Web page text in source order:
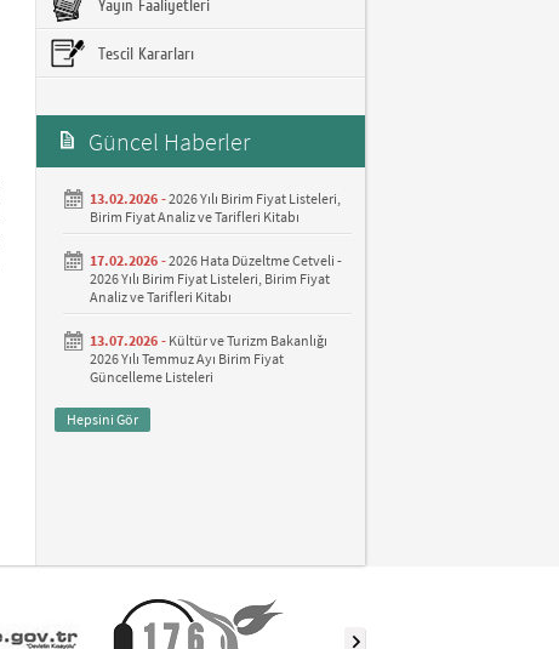
Yayın Faaliyetleri
Tescil Kararları
Güncel Haberler
13.02.2026 -2026 Yılı Birim Fiyat Listeleri,
Birim Fiyat Analiz ve Tarifleri Kitabı
17.02.2026 -2026 Hata Düzeltme Cetveli -
2026 Yılı Birim Fiyat Listeleri, Birim Fiyat
Analiz ve Tarifleri Kitabı
13.07.2026 - Kültür ve Turizm Bakanlığı
2026 Yılı Temmuz Ayı Birim Fiyat
Güncelleme Listeleri
Hepsini Gör